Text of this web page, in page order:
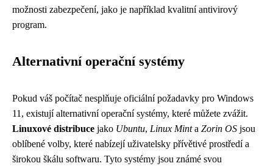
možnosti zabezpečení, jako je například kvalitní antivirový
program.
Alternativní operační systémy
Pokud váš počítač nesplňuje oficiální požadavky pro Windows
11, existují alternativní operační systémy, které můžete zvážit.
Linuxové distribuce jako Ubuntu, Linux Minta Zorin OS jsou
oblíbené volby, které nabízejí uživatelsky přívětivé prostředí a
širokou škálu softwaru. Tyto systémy jsou známé svou